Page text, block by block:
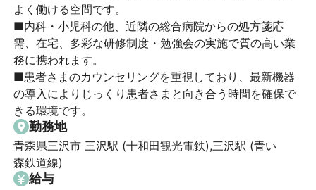
よく働ける空間です。
■内科・小児科の他、近隣の総合病院からの処方箋応
需、在宅、多彩な研修制度・勉強会の実施で質の高い業
務に携われます。
■患者さまのカウンセリングを重視しており、最新機器
の導入によりじっくり患者さまと向き合う時間を確保で
きる環境です。
勤務地
青森県三沢市 三沢駅 (十和田観光電鉄),三沢駅 (青い
森鉄道線)
給与